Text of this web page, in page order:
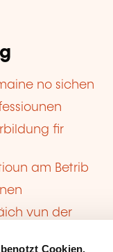
Cookien.
no sichen
fir
am Betrib
vun der